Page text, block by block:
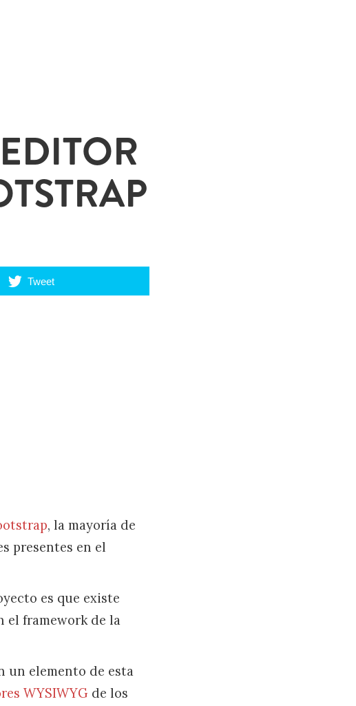
Tweet
, la mayoría de
presentes en el
es que existe
el framework de la
un elemento de esta
WYSIWYG de los